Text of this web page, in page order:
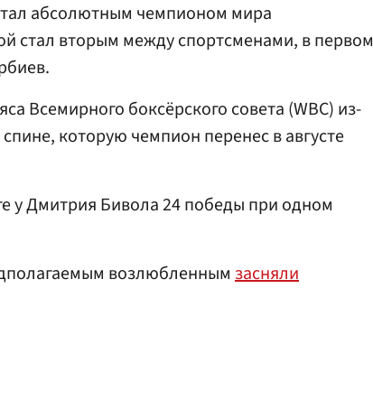
абсолютным чемпионом мира
стал вторым между спортсменами, в первом
Всемирного боксёрского совета (WBC) из-
которую чемпион перенес в августе
у Дмитрия Бивола 24 победы при одном
возлюбленным засняли